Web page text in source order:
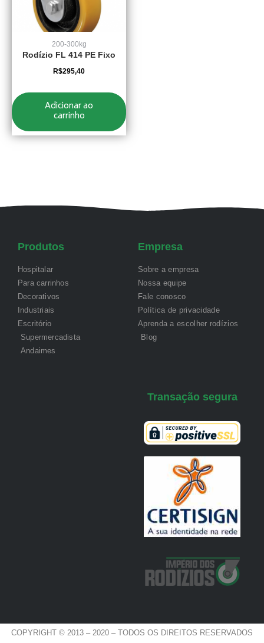
200-300kg
Rodízio FL 414 PE Fixo
R$295,40
Adicionar ao
carrinho
Produtos
Hospitalar
Para carrinhos
Decorativos
Industriais
Escritório
Supermercadista
Andaimes
Empresa
Sobre a empresa
Nossa equipe
Fale conosco
Política de privacidade
Aprenda a escolher rodízios
Blog
Transação segura
COPYRIGHT © 2013 – 2020 – TODOS OS DIREITOS RESERVADOS